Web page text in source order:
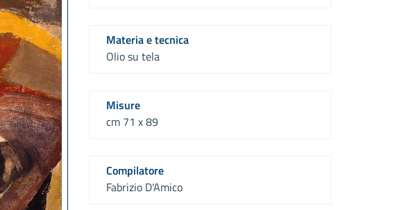
Materia e tecnica
Olio su tela
Misure
cm 71 x 89
Compilatore
Fabrizio D'Amico